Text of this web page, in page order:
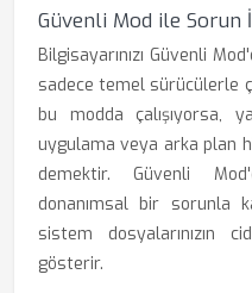
Güvenli Mod ile Sorun
Bilgisayarınızı Güvenli
sadece temel sürücülerle
bu modda çalışıyorsa,
uygulama veya arka plan
demektir. Güvenli
donanımsal bir sorunla
sistem dosyalarınızın
gösterir.